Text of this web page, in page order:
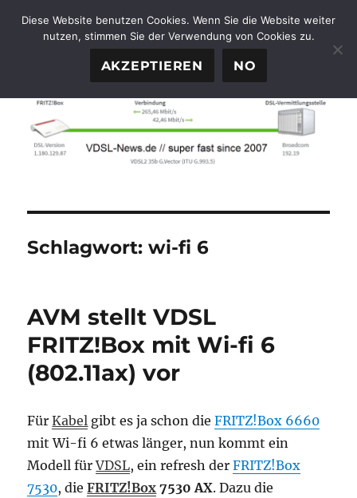
FTTH-News.de
Schlagwort:wi-fi 6
AVM stellt VDSL
FRITZ!Box mit Wi-fi 6
(802.11ax) vor
FürKabel gibt es ja schon dieFRITZ!Box 6660
mit Wi-fi 6 etwas länger, nun kommt ein
Modell fürVDSL, ein refresh derFRITZ!Box
7530, dieFRITZ!Box 7530 AX. Dazu die
Diese Website benutzen Cookies. Wenn Sie die Website weiter
nutzen, stimmen Sie der Verwendung von Cookies zu.
AKZEPTIEREN NO